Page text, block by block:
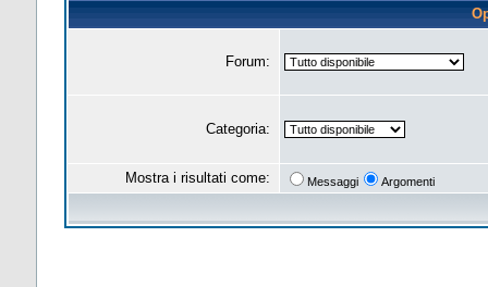
Forum:
Categoria:
Mostra i risultati come: Messaggi Argomenti